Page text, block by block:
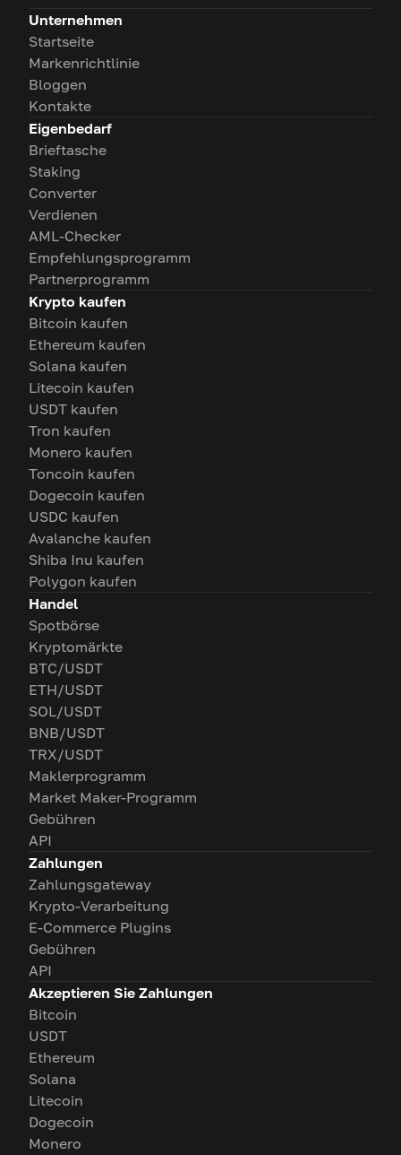
Unternehmen
Startseite
Markenrichtlinie
Bloggen
Kontakte
Eigenbedarf
Brieftasche
Staking
Converter
Verdienen
AML-Checker
Empfehlungsprogramm
Partnerprogramm
Krypto kaufen
Bitcoin kaufen
Ethereum kaufen
Solana kaufen
Litecoin kaufen
USDT kaufen
Tron kaufen
Monero kaufen
Toncoin kaufen
Dogecoin kaufen
USDC kaufen
Avalanche kaufen
Shiba Inu kaufen
Polygon kaufen
Handel
Spotbörse
Kryptomärkte
BTC/USDT
ETH/USDT
SOL/USDT
BNB/USDT
TRX/USDT
Maklerprogramm
Market Maker-Programm
Gebühren
API
Zahlungen
Zahlungsgateway
Krypto-Verarbeitung
E-Commerce Plugins
Gebühren
API
Akzeptieren Sie Zahlungen
Bitcoin
USDT
Ethereum
Solana
Litecoin
Dogecoin
Monero